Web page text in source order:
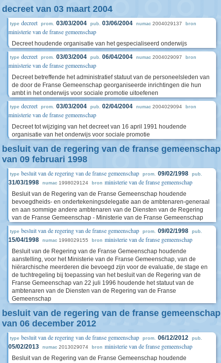
decreet van 03 maart 2004
type decreet prom. 03/03/2004 pub. 03/06/2004 numac 2004029137 bron
ministerie van de franse gemeenschap
Decreet houdende organisatie van het gespecialiseerd onderwijs
type decreet prom. 03/03/2004 pub. 06/04/2004 numac 2004029097 bron
ministerie van de franse gemeenschap
Decreet betreffende het administratief statuut van de personeelsleden van
de door de Franse Gemeenschap georganiseerde inrichtingen die hun
ambt in het onderwijs voor sociale promotie uitoefenen
type decreet prom. 03/03/2004 pub. 02/04/2004 numac 2004029094 bron
ministerie van de franse gemeenschap
Decreet tot wijziging van het decreet van 16 april 1991 houdende
organisatie van het onderwijs voor sociale promotie
besluit van de regering van de franse gemeenschap
van 09 februari 1998
type besluit van de regering van de franse gemeenschap prom. 09/02/1998 pub.
31/03/1998 numac 1998029124 bron ministerie van de franse gemeenschap
Besluit van de Regering van de Franse Gemeenschap houdende
bevoegdheids- en ondertekeningsdelegatie aan de ambtenaren-generaal
en aan sommige andere ambtenaren van de Diensten van de Regering
van de Franse Gemeenschap - Ministerie van de Franse Gemeenschap
type besluit van de regering van de franse gemeenschap prom. 09/02/1998 pub.
15/04/1998 numac 1998029155 bron ministerie van de franse gemeenschap
Besluit van de Regering van de Franse Gemeenschap houdende
aanstelling, voor het Ministerie van de Franse Gemeenschap, van de
hiërarchische meerderen die bevoegd zijn voor de evaluatie, de stage en
de tuchtregeling bij toepassing van het besluit van de Regering van de
Franse Gemeenschap van 22 juli 1996 houdende het statuut van de
ambtenaren van de Diensten van de Regering van de Franse
Gemeenschap
besluit van de regering van de franse gemeenschap
van 06 december 2012
type besluit van de regering van de franse gemeenschap prom. 06/12/2012 pub.
05/02/2013 numac 2013029074 bron ministerie van de franse gemeenschap
Besluit van de Regering van de Franse Gemeenschap houdende